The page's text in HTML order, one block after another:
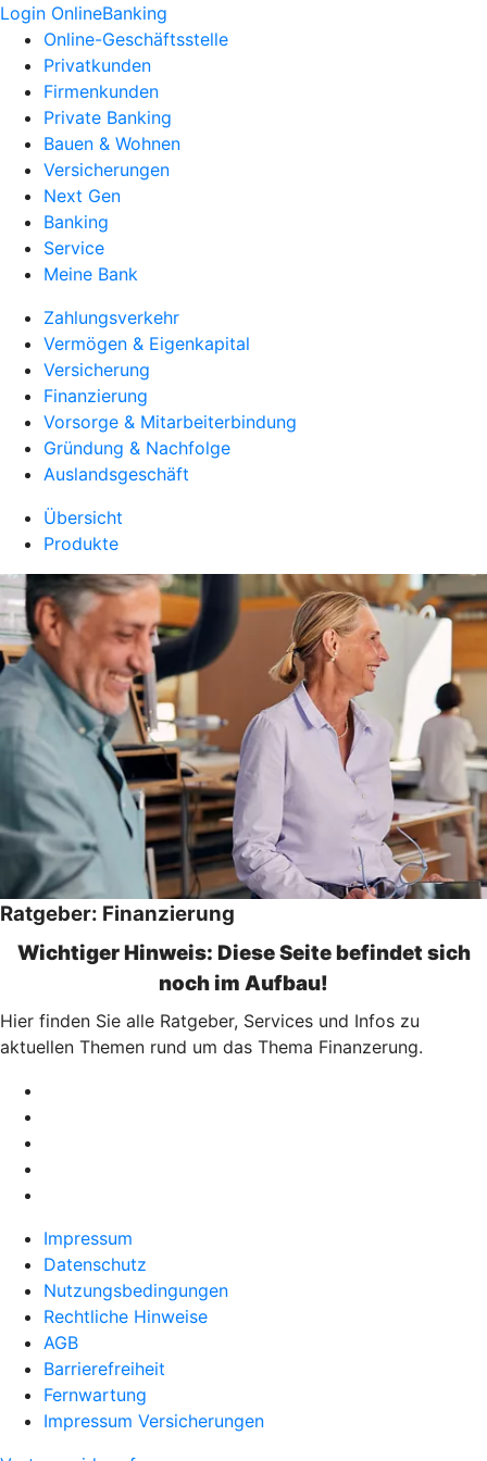
Login OnlineBanking
Online-Geschäftsstelle
Privatkunden
Firmenkunden
Private Banking
Bauen & Wohnen
Versicherungen
Next Gen
Banking
Service
Meine Bank
Zahlungsverkehr
Vermögen & Eigenkapital
Versicherung
Finanzierung
Vorsorge & Mitarbeiterbindung
Gründung & Nachfolge
Auslandsgeschäft
Übersicht
Produkte
Ratgeber: Finanzierung
Wichtiger Hinweis: Diese Seite befindet sich
noch im Aufbau!
Hier finden Sie alle Ratgeber, Services und Infos zu
aktuellen Themen rund um das Thema Finanzerung.
Impressum
Datenschutz
Nutzungsbedingungen
Rechtliche Hinweise
AGB
Barrierefreiheit
Fernwartung
Impressum Versicherungen